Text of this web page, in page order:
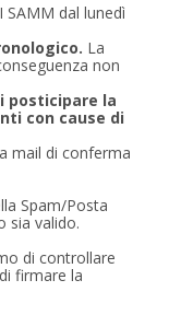
dal lunedì
La
non
posticipare la
con cause di
mail di conferma
Spam/Posta
sia valido.
di controllare
firmare la